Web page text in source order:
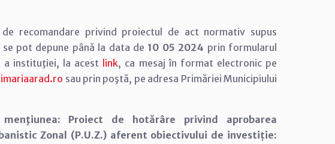
recomandare privind proiectul de act normativ supus
pot depune până la data de 10 05 2024 prin formularul
a instituţiei, la acest link, ca mesaj în format electronic pe
sau prin poştă, pe adresa Primăriei Municipiului
Proiect de hotărâre privind aprobarea
Zonal (P.U.Z.) aferent obiectivului de investiție: